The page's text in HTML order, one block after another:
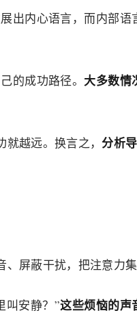
出内心语言，而内部语
的成功路径。 大多数情
就越远。换言之，分析
屏蔽干扰，把注意力集
叫安静？”这些烦恼的声